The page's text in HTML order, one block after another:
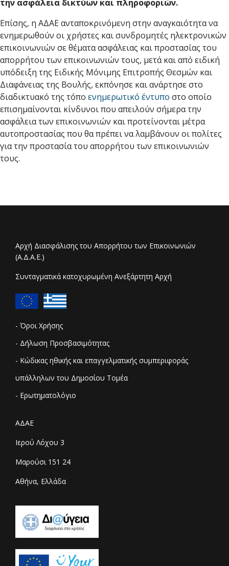
την ασφάλεια δικτύων και πληροφοριών.
Επίσης, η ΑΔΑΕ ανταποκρινόμενη στην αναγκαιότητα να
ενημερωθούν οι χρήστες και συνδρομητές ηλεκτρονικών
επικοινωνιών σε θέματα ασφάλειας και προστασίας του
απορρήτου των επικοινωνιών τους, μετά και από ειδική
υπόδειξη της Ειδικής Μόνιμης Επιτροπής Θεσμών και
Διαφάνειας της Βουλής, εκπόνησε και ανάρτησε στο
διαδικτυακό της τόπο ενημερωτικό έντυπο στο οποίο
επισημαίνονται κίνδυνοι που απειλούν σήμερα την
ασφάλεια των επικοινωνιών και προτείνονται μέτρα
αυτοπροστασίας που θα πρέπει να λαμβάνουν οι πολίτες
για την προστασία του απορρήτου των επικοινωνιών
τους.
Αρχή Διασφάλισης του Απορρήτου των Επικοινωνιών
(Α.Δ.Α.Ε.)
Συνταγματικά κατοχυρωμένη Ανεξάρτητη Αρχή
- Όροι Χρήσης
- Δήλωση Προσβασιμότητας
- Κώδικας ηθικής και επαγγελματικής συμπεριφοράς
υπάλληλων του Δημοσίου Τομέα
- Ερωτηματολόγιο
ΑΔΑΕ
Ιερού Λόχου 3
Μαρούσι 151 24
Αθήνα, Ελλάδα